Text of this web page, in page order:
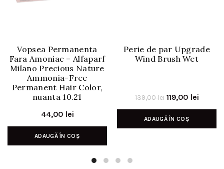
Vopsea Permanenta
Fara Amoniac – Alfaparf
Milano Precious Nature
Ammonia-Free
Permanent Hair Color,
nuanta 10.21
44,00 lei
ADAUGĂ ÎN COȘ
Perie de par Upgrade
Wind Brush Wet
139,00lei Prețul
inițial
a
119,00 leiPrețul
curent
ADAUGĂ ÎN COȘ